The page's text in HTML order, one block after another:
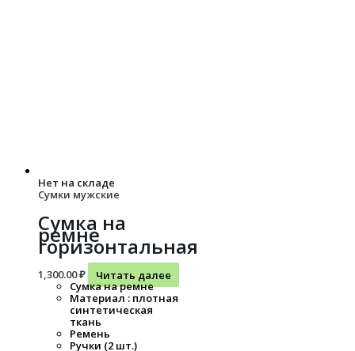
Нет на складе
Сумки мужские
Сумка на
ремне
горизонтальная
1,300.00₽
Читать далее
Сумка на ремне
Материал : плотная
синтетическая
ткань
Ремень
Ручки (2 шт.)